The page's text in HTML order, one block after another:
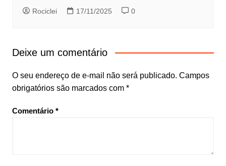
Rociclei 17/11/2025 0
Deixe um comentário
O seu endereço de e-mail não será publicado. Campos
obrigatórios são marcados com *
Comentário *